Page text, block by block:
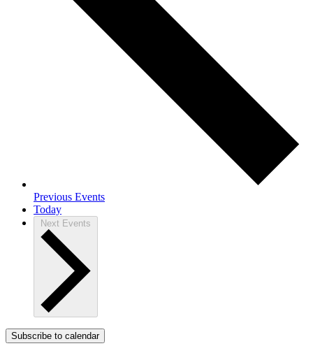
Previous Events
Today
Next Events
Subscribe to calendar